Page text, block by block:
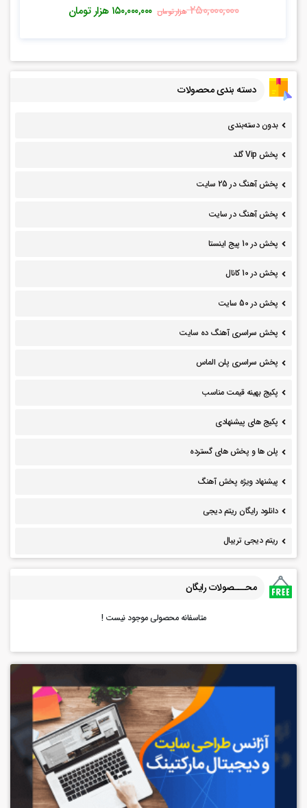
۲۵۰,۰۰۰,۰۰۰ هزار تومان ۱۵۰,۰۰۰,۰۰۰ هزار تومان
دسته بندی محصولات
بدون دسته‌بندی
پخش Vip گلد
پخش آهنگ در 25 سایت
پخش آهنگ در سایت
پخش در 10 پیج اینستا
پخش در 10 کانال
پخش در 50 سایت
پخش سراسری آهنگ ده سایت
پخش سراسری پلن الماس
پکیج بهینه قیمت مناسب
پکیج های پیشنهادی
پلن ها و پخش های گسترده
پیشنهاد ویژه پخش آهنگ
دانلود رایگان ریتم دیجی
ریتم دیجی تریبال
محـــصولات رایگان
متاسفانه محصولی موجود نیست !